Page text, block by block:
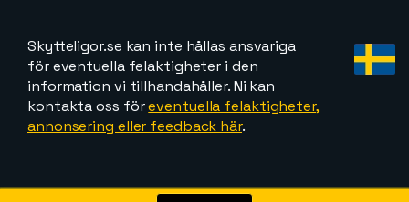
Skytteligor.se kan inte hållas ansvariga
för eventuella felaktigheter i den
information vi tillhandahåller. Ni kan
kontakta oss föreventuella felaktigheter,
annonsering eller feedback här.